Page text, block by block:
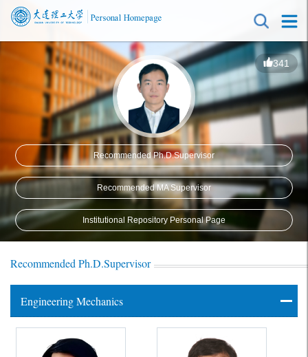
341
Recommended Ph.D.Supervisor
Recommended MA Supervisor
Institutional Repository Personal Page
Recommended Ph.D.Supervisor
Engineering Mechanics